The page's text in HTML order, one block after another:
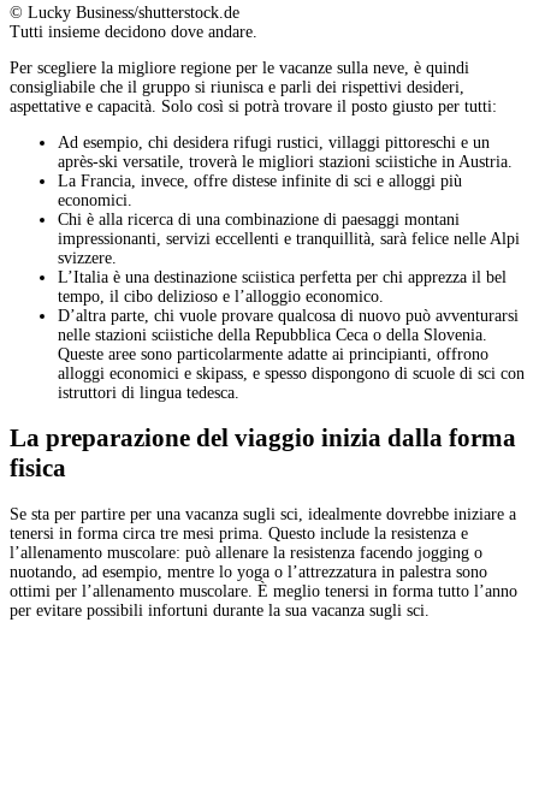
© Lucky Business/shutterstock.de
Tutti insieme decidono dove andare.
Per scegliere la migliore regione per le vacanze sulla neve, è quindi
consigliabile che il gruppo si riunisca e parli dei rispettivi desideri,
aspettative e capacità. Solo così si potrà trovare il posto giusto per tutti:
Ad esempio, chi desidera rifugi rustici, villaggi pittoreschi e un
après-ski versatile, troverà le migliori stazioni sciistiche in Austria.
La Francia, invece, offre distese infinite di sci e alloggi più
economici.
Chi è alla ricerca di una combinazione di paesaggi montani
impressionanti, servizi eccellenti e tranquillità, sarà felice nelle Alpi
svizzere.
L’Italia è una destinazione sciistica perfetta per chi apprezza il bel
tempo, il cibo delizioso e l’alloggio economico.
D’altra parte, chi vuole provare qualcosa di nuovo può avventurarsi
nelle stazioni sciistiche della Repubblica Ceca o della Slovenia.
Queste aree sono particolarmente adatte ai principianti, offrono
alloggi economici e skipass, e spesso dispongono di scuole di sci con
istruttori di lingua tedesca.
La preparazione del viaggio inizia dalla forma
fisica
Se sta per partire per una vacanza sugli sci, idealmente dovrebbe iniziare a
tenersi in forma circa tre mesi prima. Questo include la resistenza e
l’allenamento muscolare: può allenare la resistenza facendo jogging o
nuotando, ad esempio, mentre lo yoga o l’attrezzatura in palestra sono
ottimi per l’allenamento muscolare. È meglio tenersi in forma tutto l’anno
per evitare possibili infortuni durante la sua vacanza sugli sci.